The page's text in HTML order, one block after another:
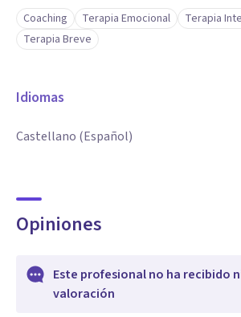
Coaching Terapia Emocional
Terapia
Terapia Breve
Idiomas
Castellano (Español)
Opiniones
Este profesional no ha recibido
valoración